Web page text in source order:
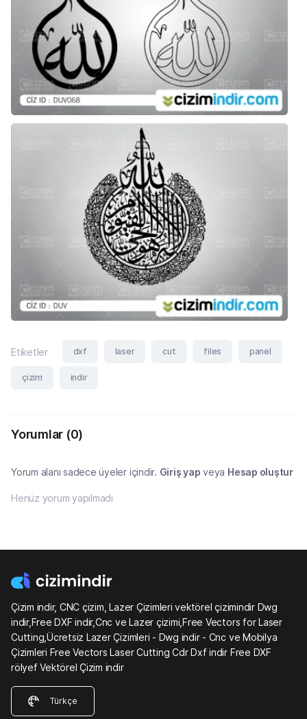
Etiketler dxf laser cut files panel
çizim indir
Yorumlar (0)
Yorum alanı sadece üyeler içindir. Giriş yap veya Hesap oluştur
Henüz yorum yapılmadı
Çizim indir, CNC çizim, Lazer Çizimleri vektörel çizimindir Dwg
indir,Free DXF indir,Cnc ve Lazer çizimi,Free Vectors for Laser
Cutting,Ücretsiz Lazer Çizimleri - Dwg indir - Cnc ve Mobilya
Çizimleri Free Vectors Laser Cutting Cdr Dxf indir Free DXF
rölyef Vektörel Çizim indir
Türkçe